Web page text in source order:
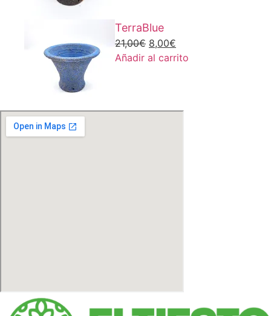
TerraBlue
21,00€ El
precio
8,00€
precio
Añadir al carrito